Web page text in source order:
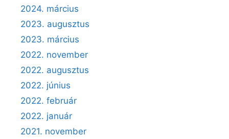
2024. március
2023. augusztus
2023. március
2022. november
2022. augusztus
2022. június
2022. február
2022. január
2021. november